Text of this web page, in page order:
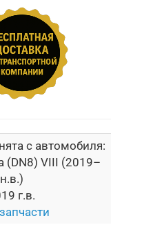
с автомобиля:
(DN8) VIII (2019–
н.в.)
г.в.